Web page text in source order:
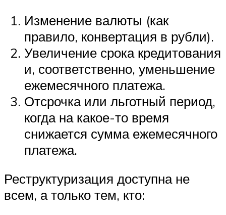
Изменение валюты (как
правило, конвертация в рубли).
Увеличение срока кредитования
и, соответственно, уменьшение
ежемесячного платежа.
Отсрочка или льготный период,
когда на какое-то время
снижается сумма ежемесячного
платежа.
Реструктуризация доступна не
всем, а только тем, кто: